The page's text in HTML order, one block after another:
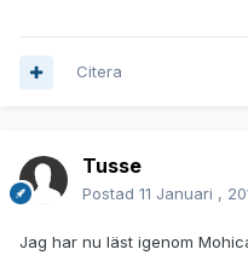
Citera
Tusse
Postad 11 Januari ,
Jag har nu läst igenom